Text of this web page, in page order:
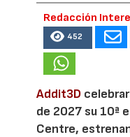
Redacción
452
Addit3D
de 2027 su 10ª
Centre,